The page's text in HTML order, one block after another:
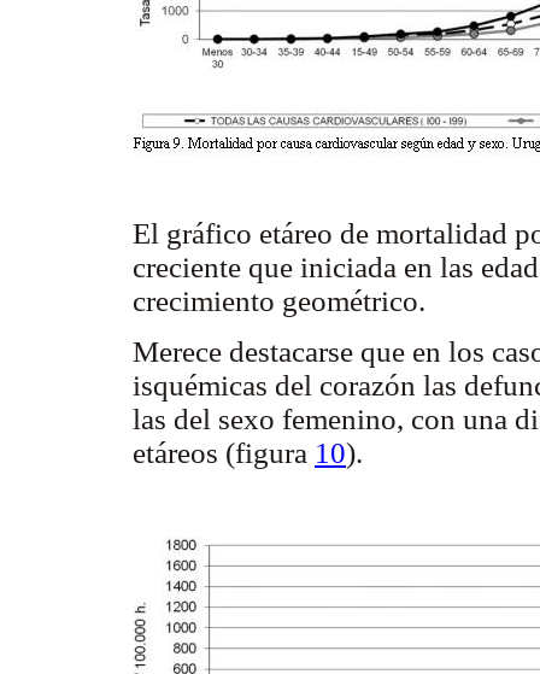
El gráfico etáreo de mortalidad
creciente que iniciada en las
crecimiento geométrico.
Merece destacarse que en los
isquémicas del corazón las
las del sexo femenino, con una
etáreos (figura 10).